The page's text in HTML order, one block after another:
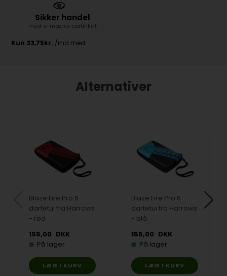
Sikker handel
med e-mærke certifikat
Alternativer
Blaze Fire Pro 6
dartetui fra Harrows
- rød
155,00 DKK
På lager
Blaze Fire Pro 6
dartetui fra Harrows
- blå
155,00 DKK
På lager